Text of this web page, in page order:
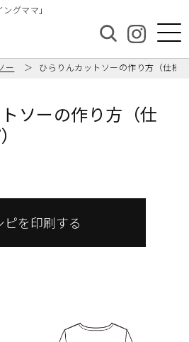
グママ」
ー ひらりんカットソーの作り方（仕様
ソーの作り方（仕
ピを印刷する